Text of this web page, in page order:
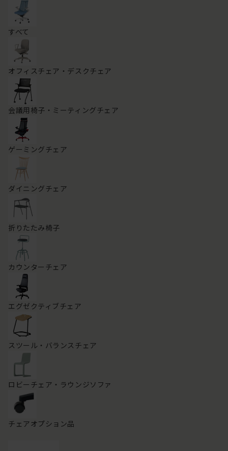
すべて
オフィスチェア・デスクチェア
会議用椅子・ミーティングチェア
ゲーミングチェア
ダイニングチェア
折りたたみ椅子
カウンターチェア
エグゼクティブチェア
スツール・バランスチェア
ロビーチェア・ラウンジソファ
チェアオプション品